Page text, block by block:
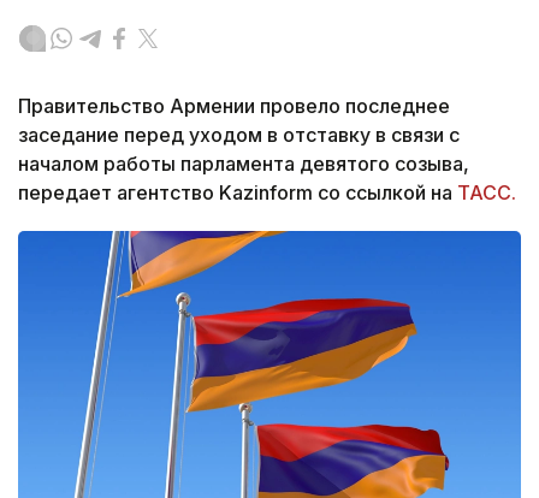
Правительство Армении провело последнее
заседание перед уходом в отставку в связи с
началом работы парламента девятого созыва,
передает агентство Kazinform со ссылкой на ТАСС.